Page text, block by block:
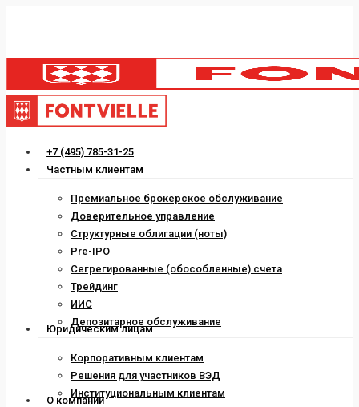
content
Menu
+7 (495) 785-31-25
Частным клиентам
Премиальное брокерское обслуживание
Доверительное управление
Структурные облигации (ноты)
Pre-IPO
Сегрегированные (обособленные) счета
Трейдинг
ИИС
Депозитарное обслуживание
Юридическим лицам
Корпоративным клиентам
Решения для участников ВЭД
Институциональным клиентам
О компании